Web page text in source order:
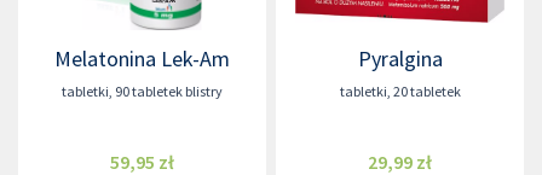
Melatonina Lek-Am
tabletki 90 tabletek blistry
59,95 zł
Pyralgina
tabletki 20 tabletek
29,99 zł